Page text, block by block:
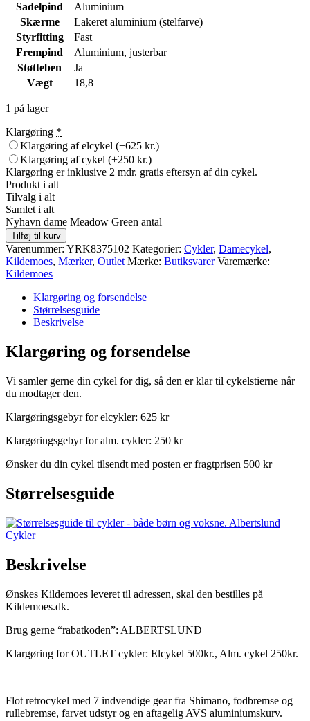
Sadelpind
Aluminium
Skærme
Lakeret aluminium (stelfarve)
Styrfitting
Fast
Frempind
Aluminium, justerbar
Støtteben
Ja
Vægt
18,8
1 på lager
Klargøring *
Klargøring af elcykel (+625 kr.)
Klargøring af cykel (+250 kr.)
Klargøring er inklusive 2 mdr. gratis eftersyn af din cykel.
Produkt i alt
Tilvalg i alt
Samlet i alt
Nyhavn dame Meadow Green antal
Tilføj til kurv
Varenummer: YRK8375102 Kategorier: Cykler, Damecykel,
Kildemoes, Mærker, Outlet Mærke: Butiksvarer Varemærke:
Kildemoes
Klargøring og forsendelse
Størrelsesguide
Beskrivelse
Klargøring og forsendelse
Vi samler gerne din cykel for dig, så den er klar til cykelstierne når
du modtager den.
Klargøringsgebyr for elcykler: 625 kr
Klargøringsgebyr for alm. cykler: 250 kr
Ønsker du din cykel tilsendt med posten er fragtprisen 500 kr
Størrelsesguide
Beskrivelse
Ønskes Kildemoes leveret til adressen, skal den bestilles på
Kildemoes.dk.
Brug gerne “rabatkoden”: ALBERTSLUND
Klargøring for OUTLET cykler: Elcykel 500kr., Alm. cykel 250kr.
Flot retrocykel med 7 indvendige gear fra Shimano, fodbremse og
rullebremse, farvet udstyr og en aftagelig AVS aluminiumskurv.